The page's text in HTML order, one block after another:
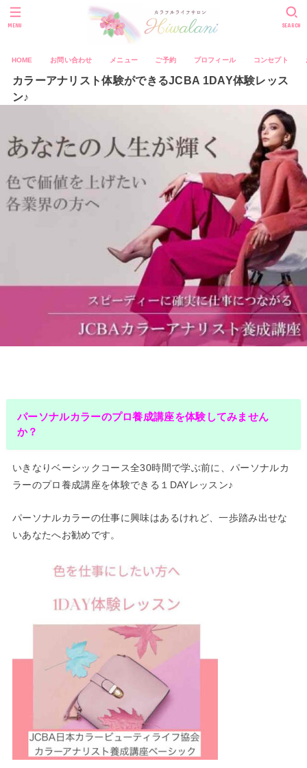
HOME お問い合わせ メニュー ご予約 プロフィール コンセプト
SEARCH
MENU
カラーアナリスト体験ができるJCBA 1DAY体験レッス
ン♪
パーソナルカラーのプロ養成講座を体験してみません
か？
いきなりベーシックコース全30時間で学ぶ前に、パーソナルカ
ラーのプロ養成講座を体験できる１DAYレッスン♪
パーソナルカラーの仕事に興味はあるけれど、一歩踏み出せな
いあなたへお勧めです。